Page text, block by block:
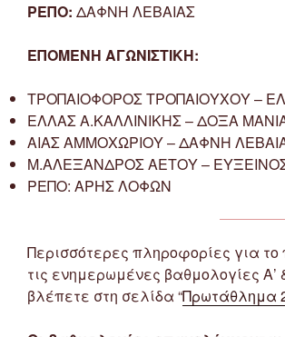
ΡΕΠΟ: ΔΑΦΝΗ ΛΕΒΑΙΑΣ
ΕΠΟΜΕΝΗ ΑΓΩΝΙΣΤΙΚΗ:
ΤΡΟΠΑΙΟΦΟΡΟΣ ΤΡΟΠΑΙΟΥΧΟΥ –
ΕΛΛΑΣ Α.ΚΑΛΛΙΝΙΚΗΣ – ΔΟΞΑ
ΑΙΑΣ ΑΜΜΟΧΩΡΙΟΥ – ΔΑΦΝΗ
Μ.ΑΛΕΞΑΝΔΡΟΣ ΑΕΤΟΥ –
ΡΕΠΟ: ΑΡΗΣ ΛΟΦΩΝ
Περισσότερες πληροφορίες για
τις ενημερωμένες βαθμολογίες Α’
βλέπετε στη σελίδα “Πρωτάθλημα